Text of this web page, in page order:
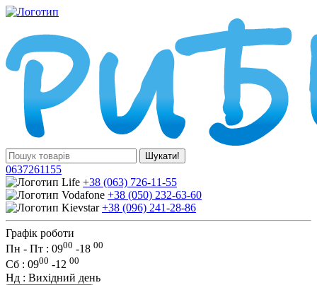
Шукати!
0637261155
+38 (063) 726-11-55
+38 (050) 232-63-60
+38 (096) 241-28-86
Графік роботи
Пн - Пт : 0900 -18 00
Сб : 0900 -12 00
Нд : Вихідний день